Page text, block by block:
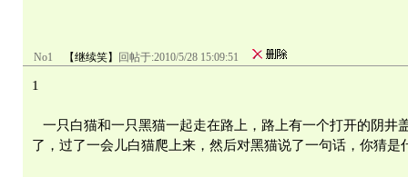
No1 【继续笑】 回帖于:2010/5/28 15:09:51
1
一只白猫和一只黑猫一起走在路上，路上有一个打开的阴井
了，过了一会儿白猫爬上来，然后对黑猫说了一句话，你猜是